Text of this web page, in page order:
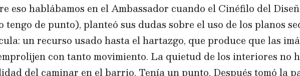
eso hablábamos en el Ambassador cuando el Cinéfilo del
tengo de punto), planteó sus dudas sobre el uso de los planos
un recurso usado hasta el hartazgo, que produce que las
con tanto movimiento. La quietud de los interiores no
del caminar en el barrio. Tenía un punto. Después tomó la